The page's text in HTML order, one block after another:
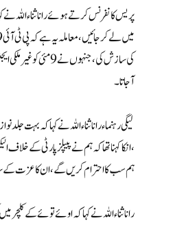
پریس کانفرنس کرتے ہوئے رانا ثناءاللہ
کی سازش کی،
آجاتا۔
لیگی رہنماء رانا ثناء اللہ نے کہا کہ
، انکا کہنا تھا کہ ہم نے پیپلزپارٹی کے
ہم سب کا احترام کریں گے، ان کا عزت
رانا ثناءاللہ نے کہا کہ اوئے توئے کے